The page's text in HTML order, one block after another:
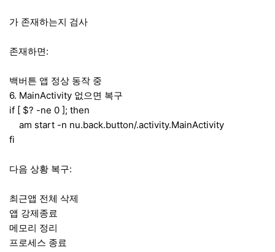
가 존재하는지 검사
존재하면:
백버튼 앱 정상 동작 중
6. MainActivity 없으면 복구
if [ $? -ne 0 ]; then
am start -n nu.back.button/.activity.MainActivity
fi
다음 상황 복구:
최근앱 전체 삭제
앱 강제종료
메모리 정리
프로세스 종료